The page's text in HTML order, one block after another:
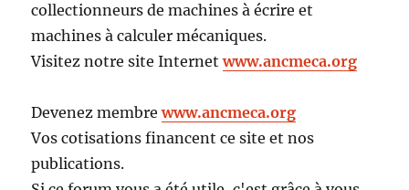
collectionneurs de machines à écrire et
machines à calculer mécaniques.
Visitez notre site Internetwww.ancmeca.org
Devenez membrewww.ancmeca.org
Vos cotisations financent ce site et nos
publications.